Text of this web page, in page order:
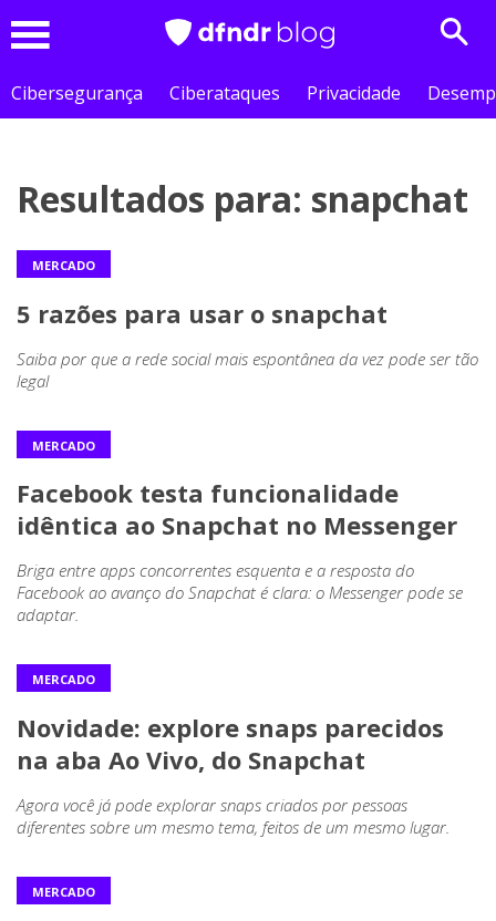
Cibersegurança
Ciberataques Privacidade
Resultados para: snapchat
MERCADO
5 razões para usar o snapchat
Saiba por que a rede social mais espontânea da vez pode ser tão
legal
MERCADO
Facebook testa funcionalidade
idêntica ao Snapchat no Messenger
Briga entre apps concorrentes esquenta e a resposta do
Facebook ao avanço do Snapchat é clara: o Messenger pode se
adaptar.
MERCADO
Novidade: explore snaps parecidos
na aba Ao Vivo, do Snapchat
Agora você já pode explorar snaps criados por pessoas
diferentes sobre um mesmo tema, feitos de um mesmo lugar.
MERCADO